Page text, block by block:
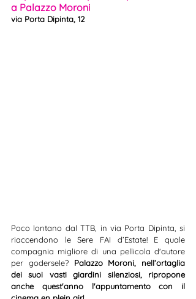
a Palazzo Moroni
via Porta Dipinta, 12
Poco lontano dal TTB, in via Porta Dipinta, si
riaccendono le Sere FAI d’Estate! E quale
compagnia migliore di una pellicola d'autore
per godersele? Palazzo Moroni, nell’ortaglia
dei suoi vasti giardini silenziosi, ripropone
anche quest'anno l'appuntamento con il